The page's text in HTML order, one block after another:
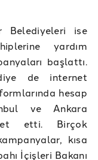
Belediyeleri ise
yardım
başlattı.
de internet
hesap
ve Ankara
etti. Birçok
kısa
İçişleri Bakanı